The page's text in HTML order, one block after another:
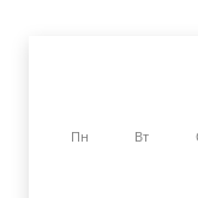
Пн Вт